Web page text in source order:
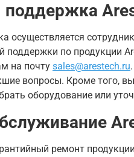
поддержка
осуществляется
поддержки по продукции
на почту sales@arestech.ru
вопросы. Кроме того,
оборудование или
ремонт